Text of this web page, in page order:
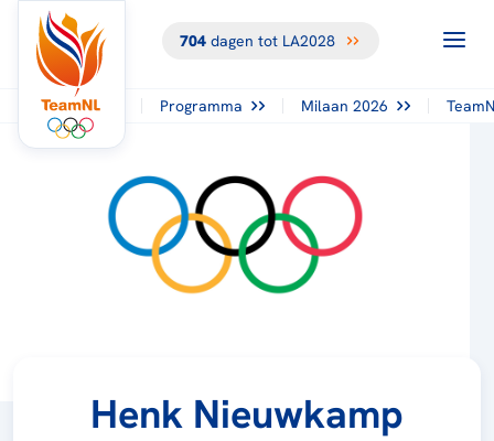
704dagen tot LA2028
Programma Milaan 2026
Henk Nieuwkamp